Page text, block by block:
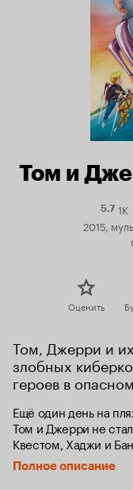
Том и
5.7
5.7
1K
2015,
Оценить
Том, Джерри и
злобных
героев в
Ещё один день на
Том и Джерри не
Квестом, Хаджи и
Квестов, доктор Зин,
есть орудие
Полное описание